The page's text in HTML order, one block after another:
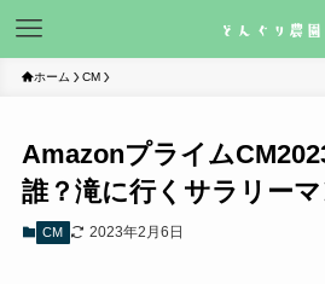
ホーム CM
Amazonプライム
誰？滝に行くサラリー
CM 2023年2月6日